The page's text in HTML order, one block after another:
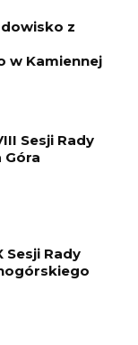
z
w Kamiennej
Sesji Rady
Góra
Sesji Rady